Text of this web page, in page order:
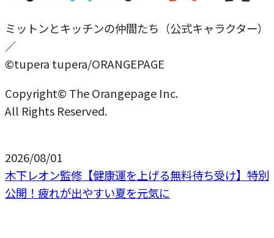
ミットンとキッチンの仲間たち（公式キャラクター）
／
©tupera tupera/ORANGEPAGE
Copyright© The Orangepage Inc.
All Rights Reserved.
2026/08/01
木下レオン監修【健康運を上げる無料待ち受け】特別
公開！疲れが出やすい夏を元気に